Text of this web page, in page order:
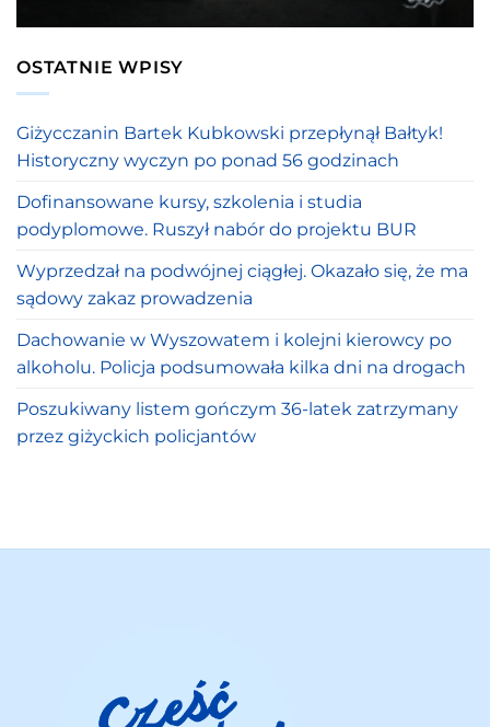
OSTATNIE WPISY
Giżycczanin Bartek Kubkowski przepłynął Bałtyk!
Historyczny wyczyn po ponad 56 godzinach
Dofinansowane kursy, szkolenia i studia
podyplomowe. Ruszył nabór do projektu BUR
Wyprzedzał na podwójnej ciągłej. Okazało się, że ma
sądowy zakaz prowadzenia
Dachowanie w Wyszowatem i kolejni kierowcy po
alkoholu. Policja podsumowała kilka dni na drogach
Poszukiwany listem gończym 36-latek zatrzymany
przez giżyckich policjantów